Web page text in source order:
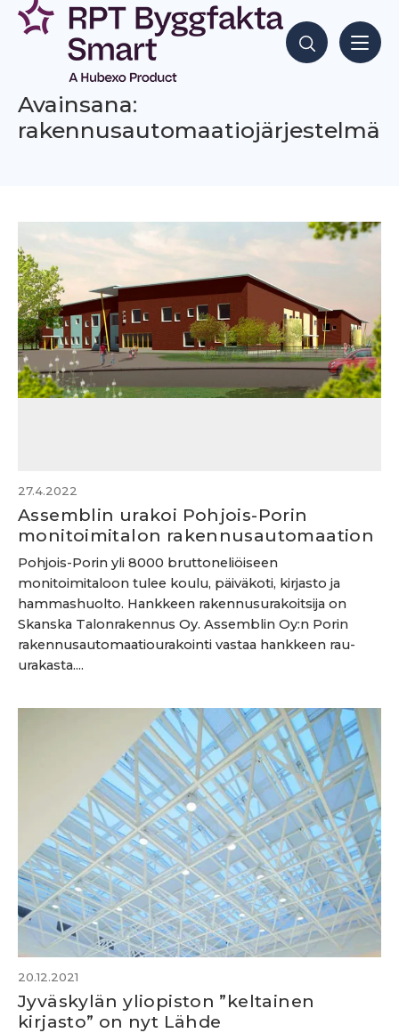
Siirry
sisältöön
Hae sisältöjä
Avainsana:
rakennusautomaatiojärjestelmä
27.4.2022
Assemblin urakoi Pohjois-Porin
monitoimitalon rakennusautomaation
Pohjois-Porin yli 8000 bruttoneliöiseen
monitoimitaloon tulee koulu, päiväkoti, kirjasto ja
hammashuolto. Hankkeen rakennusurakoitsija on
Skanska Talonrakennus Oy. Assemblin Oy:n Porin
rakennusautomaatiourakointi vastaa hankkeen rau-
urakasta....
20.12.2021
Jyväskylän yliopiston ”keltainen
kirjasto” on nyt Lähde